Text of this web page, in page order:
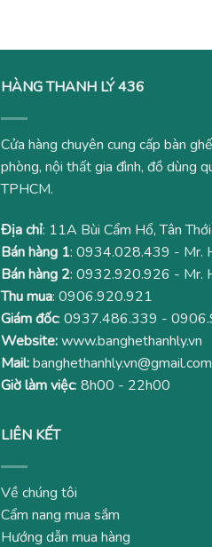
HÀNG THANH LÝ 436
Cửa hàng chuyên cung cấp bàn
phòng, nội thất gia đình, đồ dùng
TPHCM.
Địa chỉ: 11A Bùi Cẩm Hổ, Tân
Bán hàng 1: 0934.028.439 - Mr.
Bán hàng 2: 0932.920.926 - Mr.
Thu mua: 0906.920.921
Giám đốc: 0937.486.339 -
Website:www.banghethanhly.vn
Mail:banghethanhly.vn@gmail.com
Giờ làm việc: 8h00 - 22h00
LIÊN KẾT
Về chúng tôi
Cẩm nang mua sắm
Hướng dẫn mua hàng